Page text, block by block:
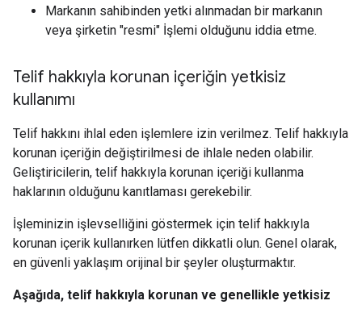
Markanın sahibinden yetki alınmadan bir markanın
veya şirketin "resmi" İşlemi olduğunu iddia etme.
Telif hakkıyla korunan içeriğin yetkisiz
kullanımı
Telif hakkını ihlal eden işlemlere izin verilmez. Telif hakkıyla
korunan içeriğin değiştirilmesi de ihlale neden olabilir.
Geliştiricilerin, telif hakkıyla korunan içeriği kullanma
haklarının olduğunu kanıtlaması gerekebilir.
İşleminizin işlevselliğini göstermek için telif hakkıyla
korunan içerik kullanırken lütfen dikkatli olun. Genel olarak,
en güvenli yaklaşım orijinal bir şeyler oluşturmaktır.
Aşağıda, telif hakkıyla korunan ve genellikle yetkisiz